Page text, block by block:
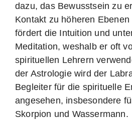
dazu, das Bewusstsein zu
Kontakt zu höheren
fördert die Intuition und
Meditation, weshalb er oft
spirituellen Lehrern
der Astrologie wird der
Begleiter für die spirituelle
angesehen, insbesondere
Skorpion und Wassermann.